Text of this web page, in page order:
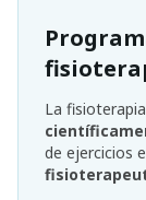
La
de ejercicios